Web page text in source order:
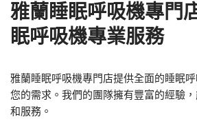
雅蘭睡眠呼吸機專門
眠呼吸機專業服務
雅蘭睡眠呼吸機專門店提供全面的睡眠
您的需求。我們的團隊擁有豐富的經驗
和服務。